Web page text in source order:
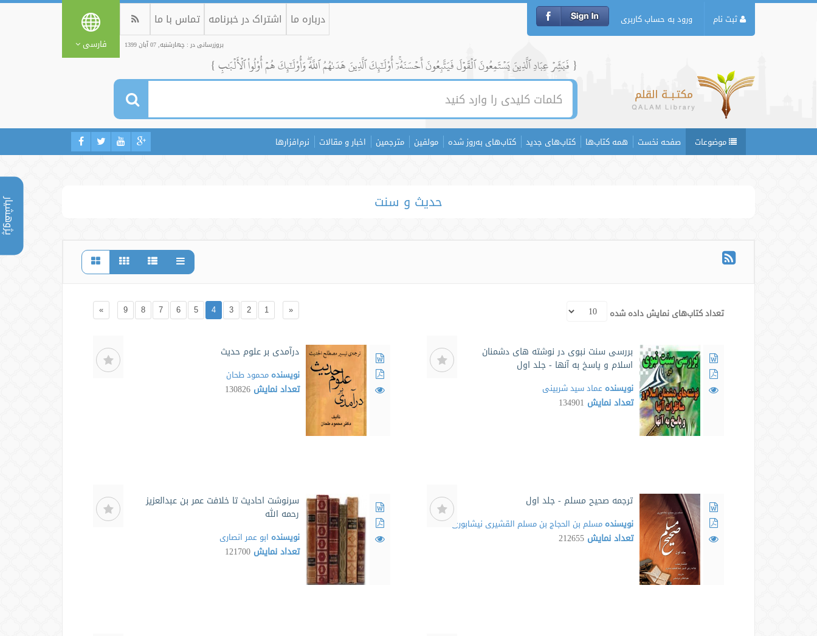
پژوهشیار
ثبت نام ورود به حساب کاربری درباره ما اشتراک در خبرنامه تماس با ما
بروزرسانی در : چهارشنبه, 07 آبان 1399 فارسی
{ فَبَشِّرۡ عِبَادِ ٱلَّذِينَ يَسۡتَمِعُونَ ٱلۡقَوۡلَ فَيَتَّبِعُونَ أَحۡسَنَهُۥٓۚ أُوْلَٰٓئِكَ ٱلَّذِينَ هَدَىٰهُمُ ٱللَّهُۖ وَأُوْلَٰٓئِكَ هُمۡ أُوْلُواْ ٱلۡأَلۡبَٰبِ }
موضوعات صفحه نخست همه کتاب‌ها کتاب‌های جدید کتاب‌های به‌روز شده مولفین مترجمین اخبار و مقالات نرم‌افزارها
حدیث و سنت
تعداد کتاب‌های نمایش داده شده «
1
2
3
4
5
6
7
8
9
»
بررسی سنت نبوی در نوشته های دشمنان
اسلام و پاسخ به آنها - جلد اول
نویسنده عماد سید شربینی
تعداد نمایش 134901
درآمدی بر علوم حدیث
نویسنده محمود طحان
تعداد نمایش 130826
ترجمه صحیح مسلم - جلد اول
نویسنده مسلم بن الحجاج بن مسلم القشیری نیشابوری
تعداد نمایش 212655
سرنوشت احادیث تا خلافت عمر بن عبدالعزیز
رحمه الله
نویسنده ابو عمر انصاری
تعداد نمایش 121700